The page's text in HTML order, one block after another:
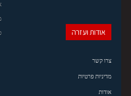
אודות ועזרה
צרו קשר
מדיניות פרטיות
אודות